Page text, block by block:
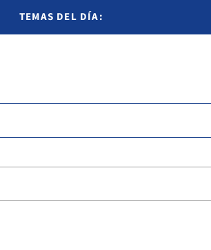
TEMAS DEL DÍA: